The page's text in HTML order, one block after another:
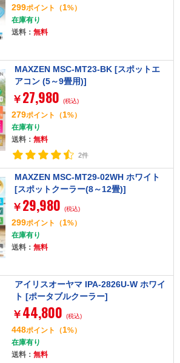
299ポイント （1%）
在庫有り
送料： 無料
MAXZEN MSC-MT23-BK [スポットエ
アコン (5～9畳用)]
￥ 27,980 (税込)
279ポイント （1%）
在庫有り
送料： 無料
2件
MAXZEN MSC-MT29-02WH ホワイト
[スポットクーラー(8～12畳)]
￥ 29,980 (税込)
299ポイント （1%）
在庫有り
送料： 無料
アイリスオーヤマ IPA-2826U-W ホワイ
ト [ポータブルクーラー]
￥ 44,800 (税込)
448ポイント （1%）
在庫有り
送料： 無料